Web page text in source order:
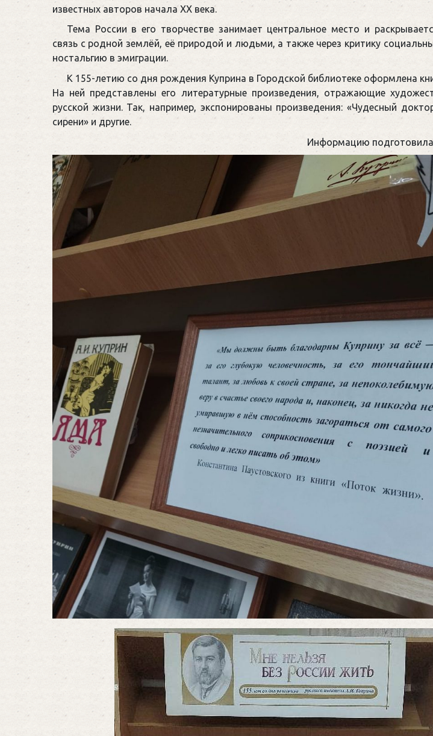
известных авторов начала XX века.
Тема России в его творчестве занимает центральное место и
связь с родной землёй, её природой и людьми, а также через критику
ностальгию в эмиграции.
К 155-летию со дня рождения Куприна в Городской библиотеке оформлена
На ней представлены его литературные произведения, отражающие
русской жизни. Так, например, экспонированы произведения: «Чудесный
сирени» и другие.
Информацию